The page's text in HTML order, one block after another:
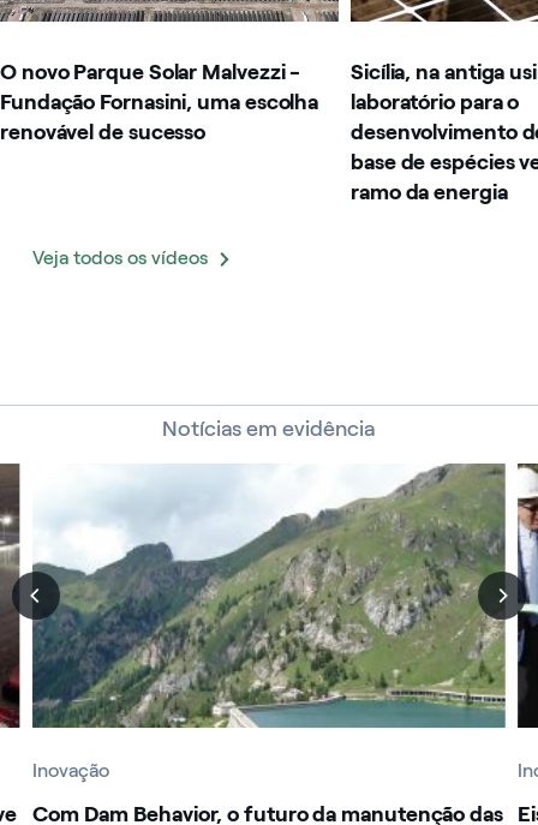
O novo Parque Solar Malvezzi -
Fundação Fornasini, uma escolha
renovável de sucesso
Sicília, na antiga
laboratório para o
desenvolvimento
base de espécies
ramo da energia
Veja todos os vídeos
Notícias em evidência
Inovação
Com Dam Behavior, o futuro da manutenção das